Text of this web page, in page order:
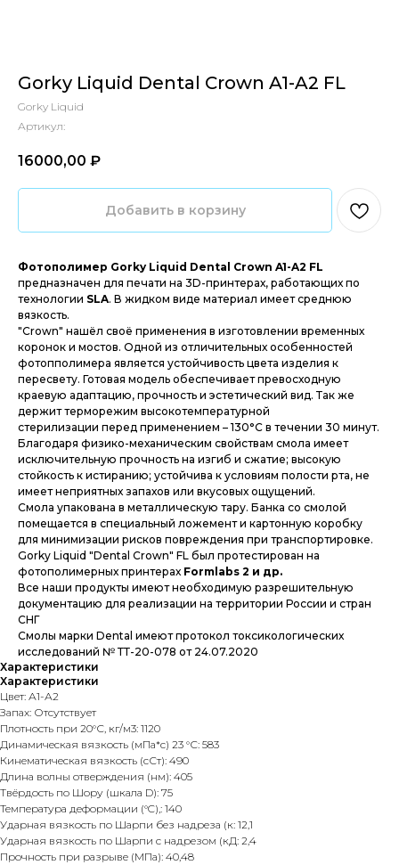
Gorky Liquid Dental Crown A1-A2 FL
Gorky Liquid
Артикул:
16000,00 ₽‎
Добавить в корзину
Фотополимер Gorky Liquid Dental Crown A1-A2 FL
предназначен для печати на 3D-принтерах, работающих по
технологии SLA. В жидком виде материал имеет среднюю
вязкость.
"Crown" нашёл своё применения в изготовлении временных
коронок и мостов. Одной из отличительных особенностей
фотопполимера является устойчивость цвета изделия к
пересвету. Готовая модель обеспечивает превосходную
краевую адаптацию, прочность и эстетический вид. Так же
держит терморежим высокотемпературной
стерилизации перед применением – 130°С в течении 30 минут.
Благодаря физико-механическим свойствам смола имеет
исключительную прочность на изгиб и сжатие; высокую
стойкость к истиранию; устойчива к условиям полости рта, не
имеет неприятных запахов или вкусовых ощущений.
Смола упакована в металлическую тару. Банка со смолой
помещается в специальный ложемент и картонную коробку
для минимизации рисков повреждения при транспортировке.
Gorky Liquid "Dental Crown" FL был протестирован на
фотополимерных принтерах Formlabs 2 и др.
Все наши продукты имеют необходимую разрешительную
документацию для реализации на территории России и стран
СНГ
Смолы марки Dental имеют протокол токсикологических
исследований № ТТ-20-078 от 24.07.2020
Характеристики
Характеристики
Цвет: А1-А2
Запах: Отсутствует
Плотность при 20°С, кг/м3: 1120
Динамическая вязкость (мПа*с) 23 °С: 583
Кинематическая вязкость (сСт): 490
Длина волны отверждения (нм): 405
Твёрдость по Шору (шкала D): 75
Температура деформации (°C),: 140
Ударная вязкость по Шарпи без надреза (к: 12,1
Ударная вязкость по Шарпи c надрезом (кД: 2,4
Прочность при разрыве (МПа): 40,48